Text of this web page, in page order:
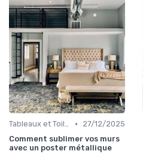
Tableaux et Toiles •
27/12/2025
Comment sublimer vos murs
avec un poster métallique